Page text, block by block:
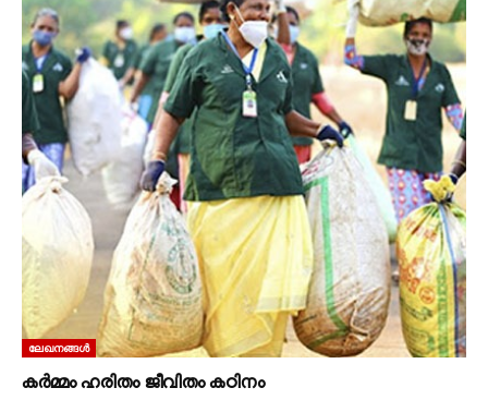
ലേഖനങ്ങൾ
കർമ്മം ഹരിതം ജീവിതം കഠിനം